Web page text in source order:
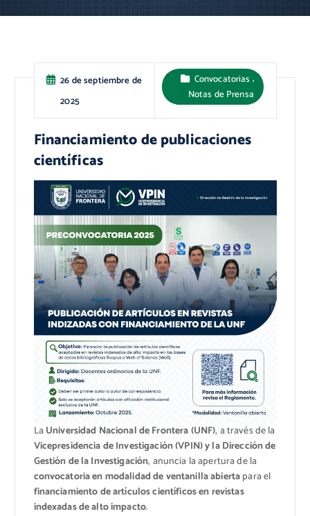
26 de septiembre de
2025
Convocatorias ,
Notas de Prensa
Financiamiento de publicaciones
científicas
LaUniversidad Nacional de Frontera (UNF), a través de la
Vicepresidencia de Investigación (VPIN) y la Dirección de
Gestión de la Investigación, anuncia la apertura de la
convocatoria en modalidad de ventanilla abiertapara el
financiamiento de artículos científicos en revistas
indexadas de alto impacto.